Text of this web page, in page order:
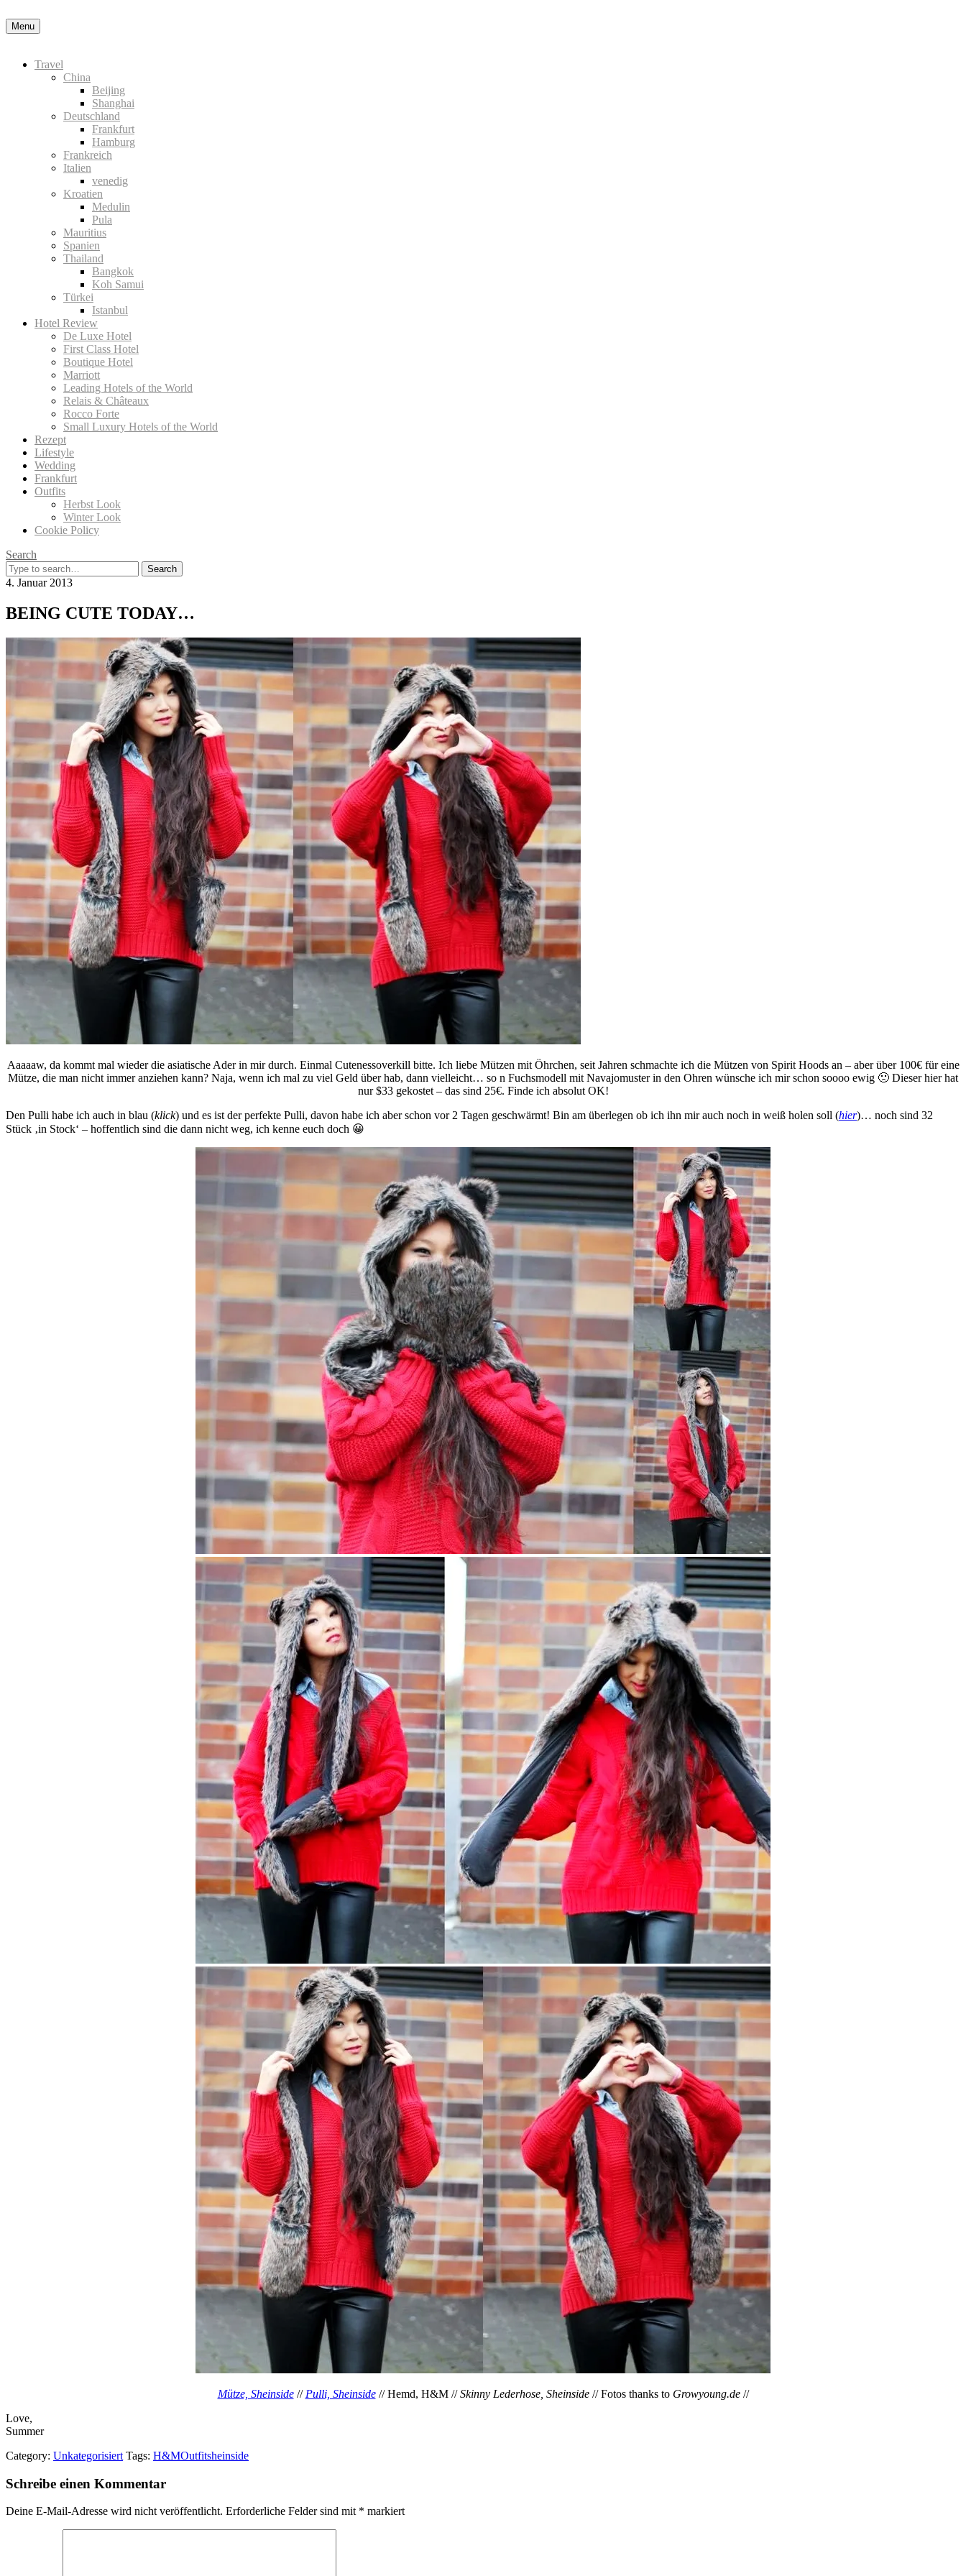
Menu
Travel
China
Beijing
Shanghai
Deutschland
Frankfurt
Hamburg
Frankreich
Italien
venedig
Kroatien
Medulin
Pula
Mauritius
Spanien
Thailand
Bangkok
Koh Samui
Türkei
Istanbul
Hotel Review
De Luxe Hotel
First Class Hotel
Boutique Hotel
Marriott
Leading Hotels of the World
Relais & Châteaux
Rocco Forte
Small Luxury Hotels of the World
Rezept
Lifestyle
Wedding
Frankfurt
Outfits
Herbst Look
Winter Look
Cookie Policy
Search
Search
for:
4. Januar 2013
BEING CUTE TODAY…
Aaaaaw, da kommt mal wieder die asiatische Ader in mir durch. Einmal Cutenessoverkill bitte. Ich liebe Mützen mit Öhrchen, seit Jahren schmachte ich die Mützen von Spirit Hoods an – aber über 100€ für eine
Mütze, die man nicht immer anziehen kann? Naja, wenn ich mal zu viel Geld über hab, dann vielleicht… so n Fuchsmodell mit Navajomuster in den Ohren wünsche ich mir schon soooo ewig 🙁 Dieser hier hat
nur $33 gekostet – das sind 25€. Finde ich absolut OK!
Den Pulli habe ich auch in blau (klick) und es ist der perfekte Pulli, davon habe ich aber schon vor 2 Tagen geschwärmt! Bin am überlegen ob ich ihn mir auch noch in weiß holen soll (hier)… noch sind 32
Stück ‚in Stock‘ – hoffentlich sind die dann nicht weg, ich kenne euch doch 😀
Mütze, Sheinside// Pulli, Sheinside// Hemd, H&M //Skinny Lederhose, Sheinside// Fotos thanks to Growyoung.de//
Love,
Summer
Category: Unkategorisiert Tags: H&MOutfitsheinside
Schreibe einen Kommentar
Deine E-Mail-Adresse wird nicht veröffentlicht. Erforderliche Felder sind mit * markiert